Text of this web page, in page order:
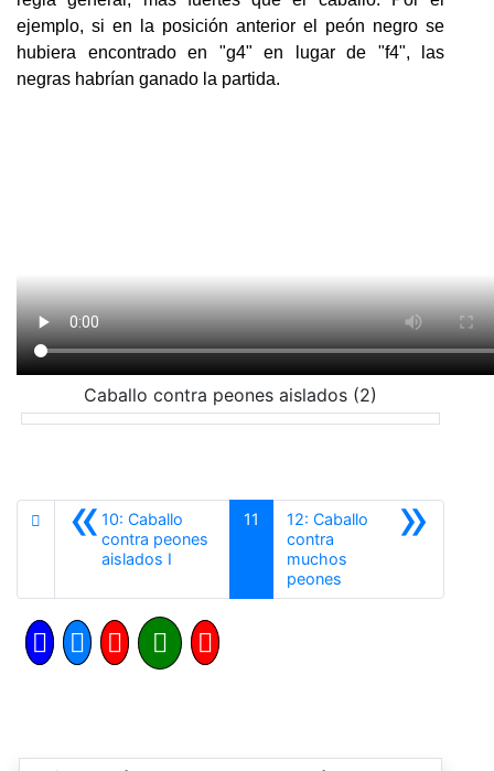
ejemplo, si en la posición anterior el peón negro se
hubiera encontrado en "g4" en lugar de "f4", las
negras habrían ganado la partida.
Caballo contra peones aislados (2)
«10: Caballo
contra peones
aislados I
11 »
12: Caballo
contra
muchos
peones